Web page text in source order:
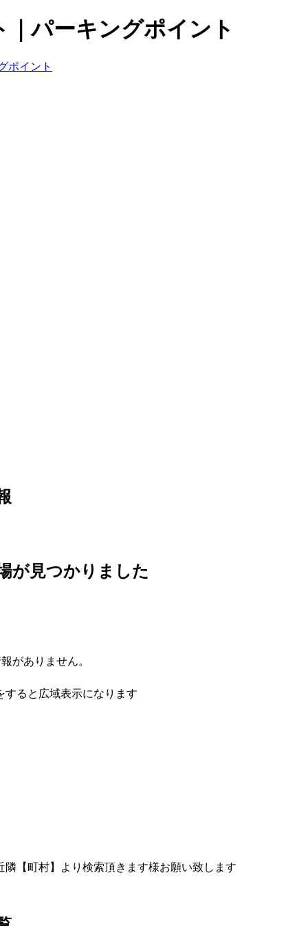
パーキングポイント
ポイント
が見つかりました
がありません。
ると広域表示になります
【町村】より検索頂きます様お願い致します